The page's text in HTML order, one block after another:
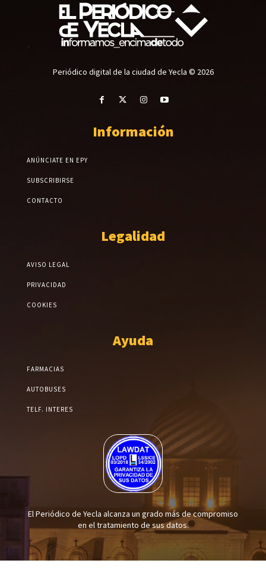
Periódico digital de la ciudad de Yecla © 2026
Información
ANÚNCIATE EN EPY
SUBSCRIBIRSE
CONTACTO
Legalidad
AVISO LEGAL
PRIVACIDAD
COOKIES
Ayuda
FARMACIAS
AUTOBUSES
TELF. INTERES
El Periódico de Yecla alcanza un grado más de compromiso
en el tratamiento de sus datos.